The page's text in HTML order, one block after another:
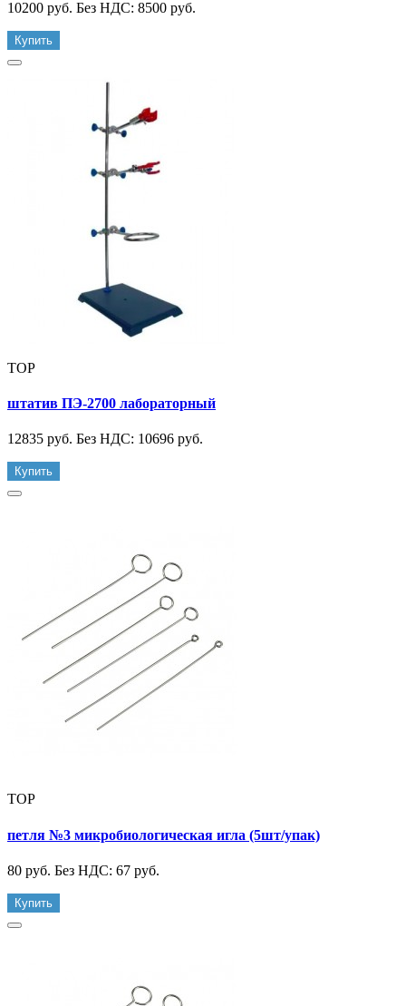
10200 руб. Без НДС: 8500 руб.
Купить
TOP
штатив ПЭ-2700 лабораторный
12835 руб. Без НДС: 10696 руб.
Купить
TOP
петля №3 микробиологическая игла (5шт/упак)
80 руб. Без НДС: 67 руб.
Купить